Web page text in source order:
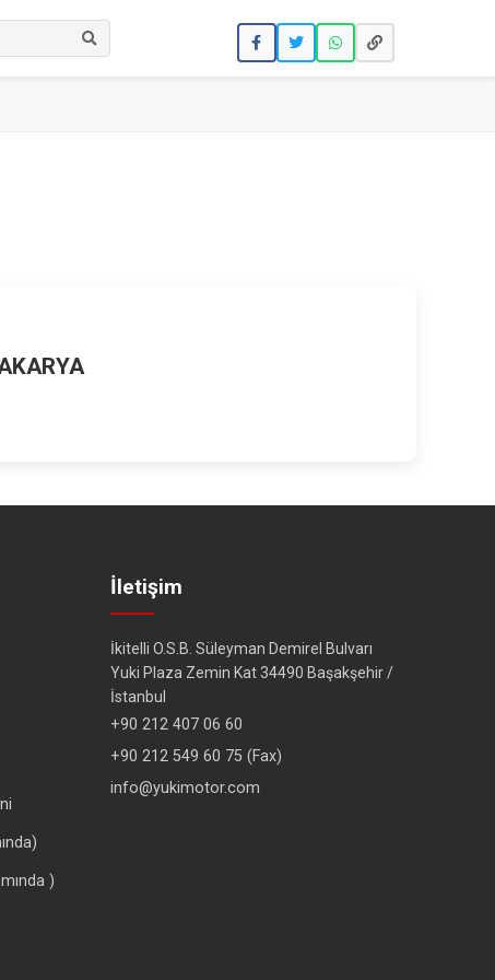
Ara
)
İletişim
İkitelli O.S.B. Süleyman Demirel Bulvarı
Yuki Plaza Zemin Kat 34490 Başakşehir /
İstanbul
+90 212 407 06 60
+90 212 549 60 75 (Fax)
info@yukimotor.com